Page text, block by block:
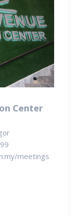
Center
meetings